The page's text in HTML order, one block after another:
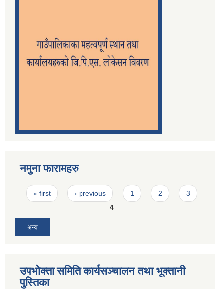
नमुना फारामहरु
Pages
« first ‹ previous 1 2
3
4
अन्य
उपभोक्ता समिति कार्यसञ्चालन तथा भूक्तानी
पु्स्तिका